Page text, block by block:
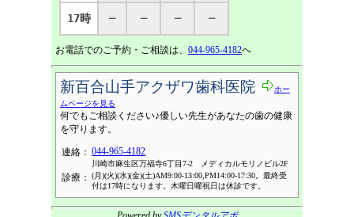
17時 ─ ─ ─ ─
お電話でのご予約・ご相談は、 044-965-4182へ
新百合山手アクザワ歯科医院
ホー
ムページを見る
何でもご相談ください♪優しい先生があなたの歯の健康
を守ります。
連絡： 044-965-4182
川崎市麻生区万福寺6丁目7-2 メディカルモリノビル2F
診療：
(月)(火)(水)(金)(土)AM9:00-13:00,PM14:00-17:30。最終受
付は17時になります。木曜日曜祝日は休診です。